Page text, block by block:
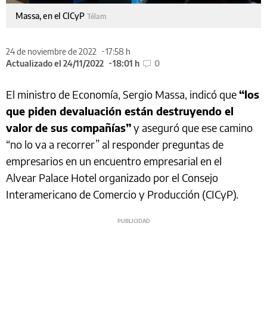
Massa, en el CICyP Télam
24 de noviembre de 2022
17:58 h
Actualizado el 24/11/2022
18:01 h 0
El ministro de Economía, Sergio Massa, indicó que“los
que piden devaluación están destruyendo el
valor de sus compañías”y aseguró que ese camino
“no lo va a recorrer” al responder preguntas de
empresarios en un encuentro empresarial en el
Alvear Palace Hotel organizado por el Consejo
Interamericano de Comercio y Producción (CICyP).